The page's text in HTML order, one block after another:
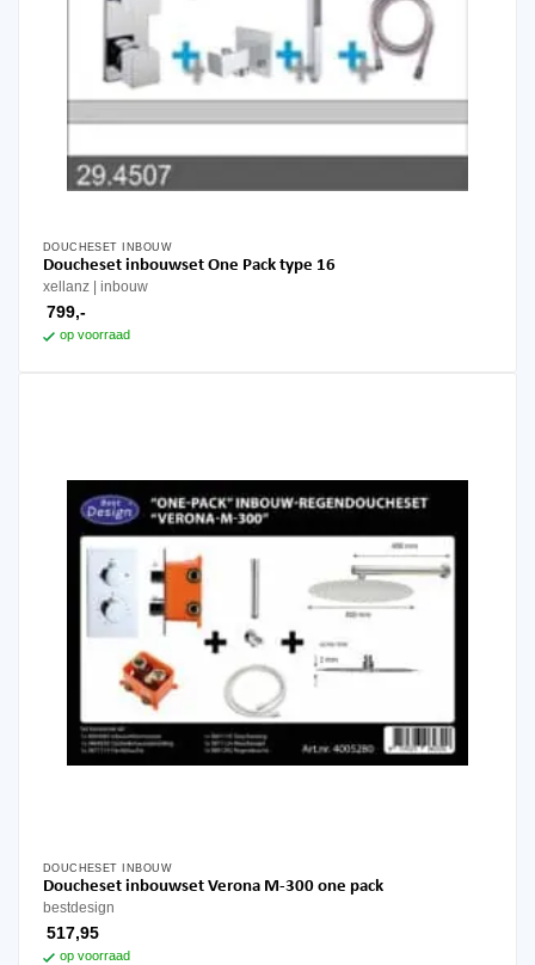
DOUCHESET INBOUW
Doucheset inbouwset One Pack type 16
xellanz inbouw
799,-
op voorraad
DOUCHESET INBOUW
Doucheset inbouwset Verona M-300 one pack
bestdesign
517,95
op voorraad